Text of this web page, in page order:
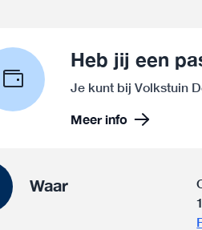
Heb jij een
Je kunt bij Volkstuin
Meer info
Waar